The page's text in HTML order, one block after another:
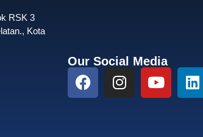
RSK 3
Kota
Our Social Media